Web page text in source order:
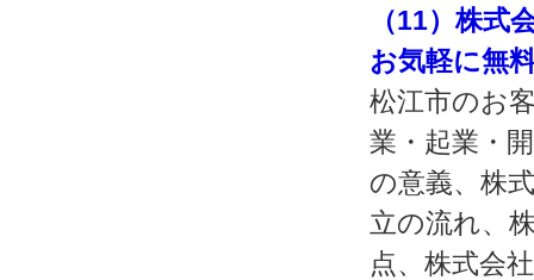
（11）株式
お気軽に無
松江市のお
業・起業・
の意義、株
立の流れ、
点、株式会